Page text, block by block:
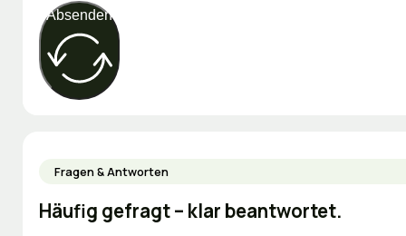
Absenden
Fragen & Antworten
Häufig gefragt – klar beantwortet.